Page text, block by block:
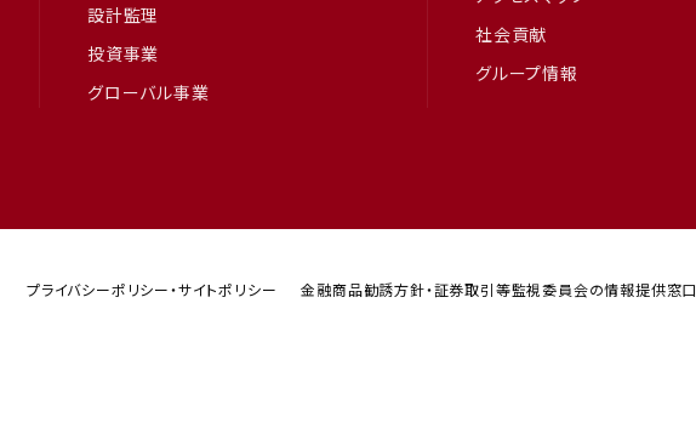
設計監理
投資事業
グローバル事業
社会貢献
グループ情報
プライバシーポリシー・サイトポリシー 金融商品勧誘方針・証券取引等監視委員会の情報提供窓口